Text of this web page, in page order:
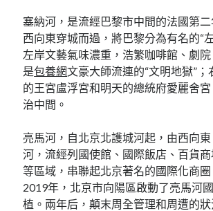
塞納河，是流經巴黎市中間的法國第
西向東穿城而過，將巴黎分為有名的“左
左岸文藝氣味濃重，浩繁咖啡館、劇院
是包養網文豪大師流連的“文明地獄”；
的王宮盧浮宮和明天的總統府愛麗舍
治中間。
亮馬河，自北京北護城河起，由西向
河，流經列國使館、國際飯店、百貨
等區域，串聯起北京著名的國際化商
2019年，北京市向陽區啟動了亮馬河
植。兩年后，顛末周全管理和周遭的